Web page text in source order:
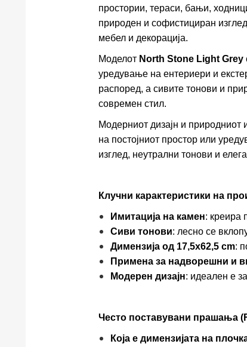
простории, тераси, бањи,
природен и софистициран
мебел и декорација.
Моделот North Stone Light Grey
уредување на ентериери и
распоред, а сивите тонови и
современ стил.
Модерниот дизајн и природниот
на постојниот простор или
изглед, неутрални тонови и
Клучни карактеристики на
Имитација на камен: креира
Сиви тонови: лесно се
Димензија од 17,5x62,5 cm:
Примена за надворешни и
Модерен дизајн: идеален е
Често поставувани прашања
Која е димензијата на